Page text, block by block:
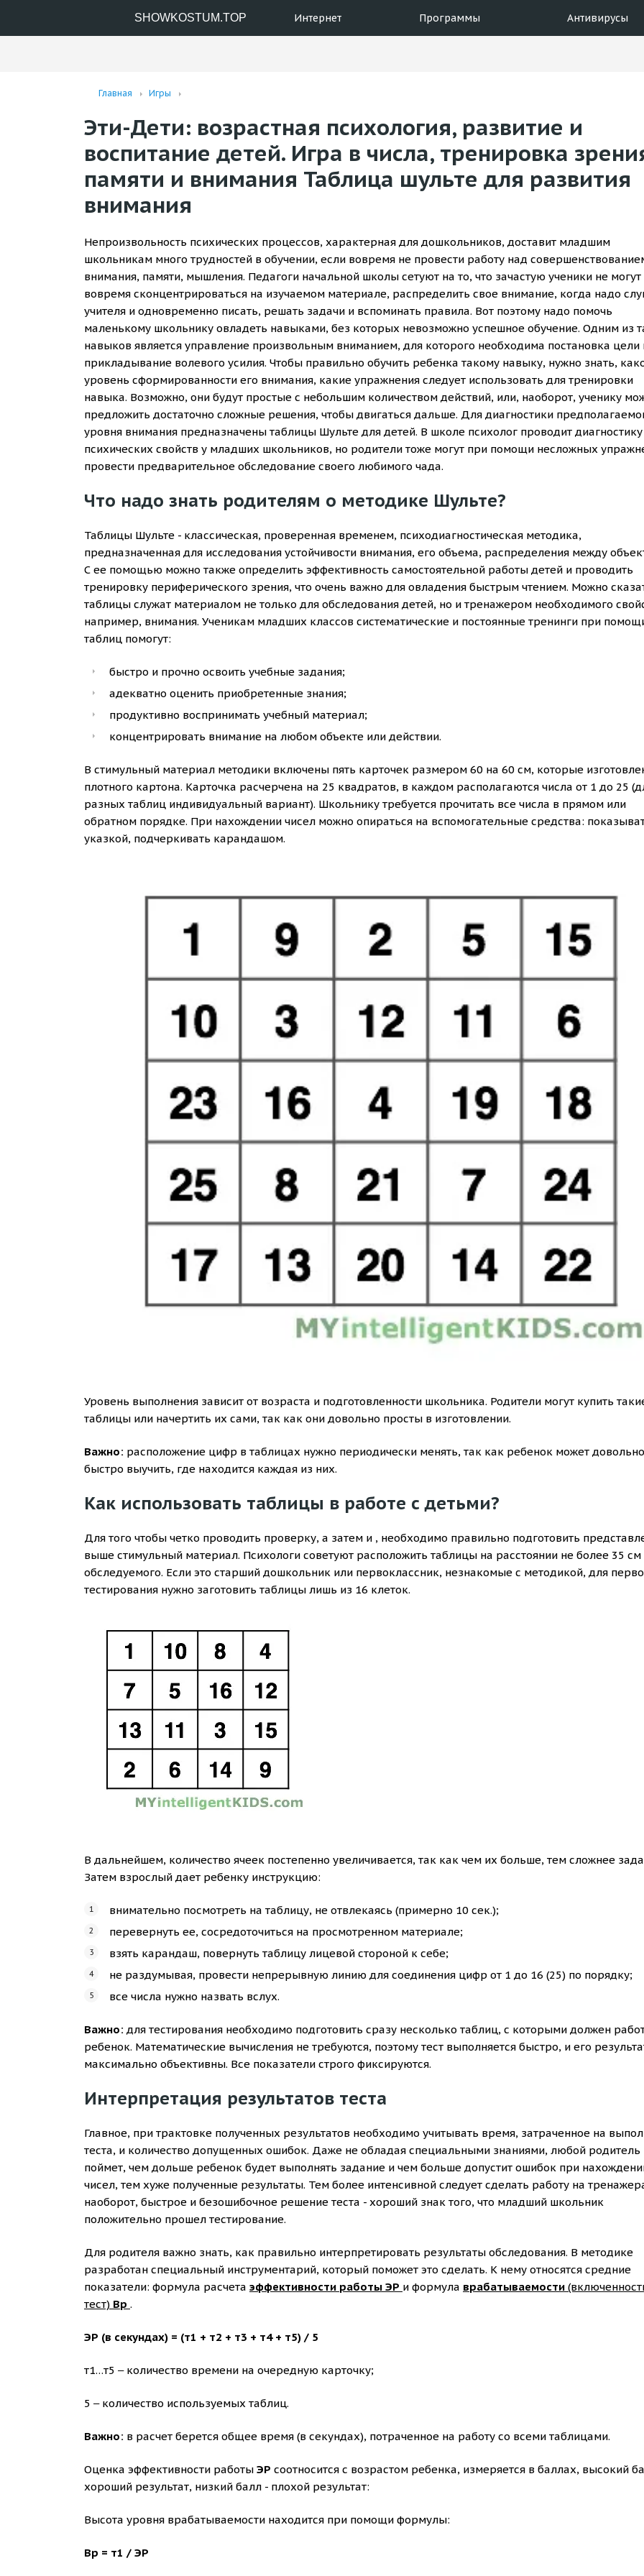
SHOWKOSTUM.TOP Интернет Программы Антивирусы
Главная Игры
Эти-Дети: возрастная психология, развитие и
воспитание детей. Игра в числа, тренировка
памяти и внимания Таблица шульте для развития
внимания
Непроизвольность психических процессов, характерная для дошкольников, доставит младшим
школьникам много трудностей в обучении, если вовремя не провести работу над
внимания, памяти, мышления. Педагоги начальной школы сетуют на то, что зачастую ученики не могут
вовремя сконцентрироваться на изучаемом материале, распределить свое внимание, когда надо
учителя и одновременно писать, решать задачи и вспоминать правила. Вот поэтому надо помочь
маленькому школьнику овладеть навыками, без которых невозможно успешное обучение. Одним из
навыков является управление произвольным вниманием, для которого необходима постановка цели
прикладывание волевого усилия. Чтобы правильно обучить ребенка такому навыку, нужно знать,
уровень сформированности его внимания, какие упражнения следует использовать для тренировки
навыка. Возможно, они будут простые с небольшим количеством действий, или, наоборот, ученику
предложить достаточно сложные решения, чтобы двигаться дальше. Для диагностики
уровня внимания предназначены таблицы Шульте для детей. В школе психолог проводит диагностику
психических свойств у младших школьников, но родители тоже могут при помощи несложных
провести предварительное обследование своего любимого чада.
Что надо знать родителям о методике Шульте?
Таблицы Шульте - классическая, проверенная временем, психодиагностическая методика,
предназначенная для исследования устойчивости внимания, его объема, распределения между
С ее помощью можно также определить эффективность самостоятельной работы детей и проводить
тренировку периферического зрения, что очень важно для овладения быстрым чтением. Можно
таблицы служат материалом не только для обследования детей, но и тренажером необходимого
например, внимания. Ученикам младших классов систематические и постоянные тренинги при
таблиц помогут:
быстро и прочно освоить учебные задания;
адекватно оценить приобретенные знания;
продуктивно воспринимать учебный материал;
концентрировать внимание на любом объекте или действии.
В стимульный материал методики включены пять карточек размером 60 на 60 см, которые
плотного картона. Карточка расчерчена на 25 квадратов, в каждом располагаются числа от 1 до 25
разных таблиц индивидуальный вариант). Школьнику требуется прочитать все числа в прямом или
обратном порядке. При нахождении чисел можно опираться на вспомогательные средства:
указкой, подчеркивать карандашом.
Уровень выполнения зависит от возраста и подготовленности школьника. Родители могут купить
таблицы или начертить их сами, так как они довольно просты в изготовлении.
Важно: расположение цифр в таблицах нужно периодически менять, так как ребенок может довольно
быстро выучить, где находится каждая из них.
Как использовать таблицы в работе с детьми?
Для того чтобы четко проводить проверку, а затем и , необходимо правильно подготовить
выше стимульный материал. Психологи советуют расположить таблицы на расстоянии не более 35 см
обследуемого. Если это старший дошкольник или первоклассник, незнакомые с методикой, для
тестирования нужно заготовить таблицы лишь из 16 клеток.
В дальнейшем, количество ячеек постепенно увеличивается, так как чем их больше, тем сложнее
Затем взрослый дает ребенку инструкцию:
внимательно посмотреть на таблицу, не отвлекаясь (примерно 10 сек.);
перевернуть ее, сосредоточиться на просмотренном материале;
взять карандаш, повернуть таблицу лицевой стороной к себе;
не раздумывая, провести непрерывную линию для соединения цифр от 1 до 16 (25) по порядку;
все числа нужно назвать вслух.
Важно: для тестирования необходимо подготовить сразу несколько таблиц, с которыми должен
ребенок. Математические вычисления не требуются, поэтому тест выполняется быстро, и его
максимально объективны. Все показатели строго фиксируются.
Интерпретация результатов теста
Главное, при трактовке полученных результатов необходимо учитывать время, затраченное на
теста, и количество допущенных ошибок. Даже не обладая специальными знаниями, любой родитель
поймет, чем дольше ребенок будет выполнять задание и чем больше допустит ошибок при
чисел, тем хуже полученные результаты. Тем более интенсивной следует сделать работу на
наоборот, быстрое и безошибочное решение теста - хороший знак того, что младший школьник
положительно прошел тестирование.
Для родителя важно знать, как правильно интерпретировать результаты обследования. В методике
разработан специальный инструментарий, который поможет это сделать. К нему относятся средние
показатели: формула расчета эффективности работы ЭР и формула врабатываемости
тест) Вр .
ЭР (в секундах) = (т1 + т2 + т3 + т4 + т5) / 5
т1…т5 ‒ количество времени на очередную карточку;
5 ‒ количество используемых таблиц.
Важно: в расчет берется общее время (в секундах), потраченное на работу со всеми таблицами.
Оценка эффективности работы ЭР соотносится с возрастом ребенка, измеряется в баллах, высокий
хороший результат, низкий балл - плохой результат:
Высота уровня врабатываемости находится при помощи формулы:
Вр = т1 / ЭР